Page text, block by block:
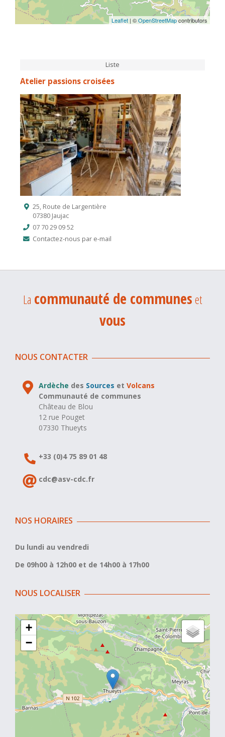
Leaflet | ©OpenStreetMapcontributors
Liste
Atelier passions croisées
25, Route de Largentière
07380 Jaujac
07 70 29 09 52
Contactez-nous par e-mail
La communauté de communeset
vous
NOUS CONTACTER
Ardèche des Sources etVolcans
Communauté de communes
Château de Blou
12 rue Pouget
07330 Thueyts
+33 (0)4 75 89 01 48
cdc@asv-cdc.fr
NOS HORAIRES
Du lundi au vendredi
De 09h00 à 12h00 et de 14h00 à 17h00
NOUS LOCALISER
+
−